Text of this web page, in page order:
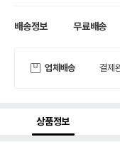
배송정보 무료배송
업체배송 결제
상품정보